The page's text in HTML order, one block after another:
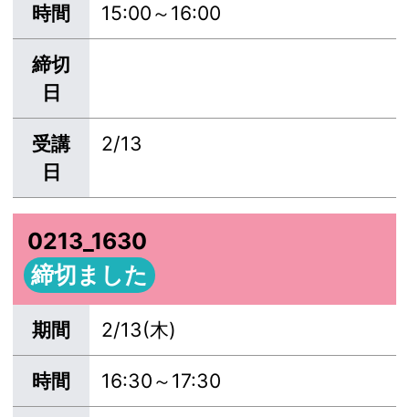
時間 15:00～16:00
締切
日
受講
日
2/13
0213_1630
締切ました
期間 2/13(木)
時間 16:30～17:30